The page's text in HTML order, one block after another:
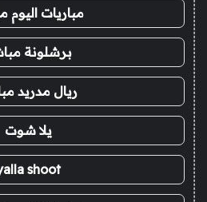
مباريات اليوم
برشلونة
ريال مدريد
يلا شوت
shoot